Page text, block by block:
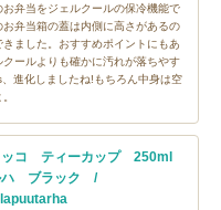
お弁当をジェルクールの保冷機能で
弁当箱の蓋は内側に高さがあるの
ました。おすすめポイントにもあ
ールよりも確かに汚れが落ちやす
進化しましたね!もちろん中身は空
ッコ ティーカップ 250ml
ハ ブラック /